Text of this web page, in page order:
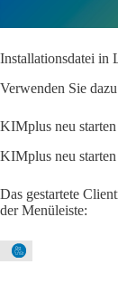
Installationsdatei in
Verwenden Sie
KIMplus neu starten
KIMplus neu
Das gestartete
der Menüleiste: